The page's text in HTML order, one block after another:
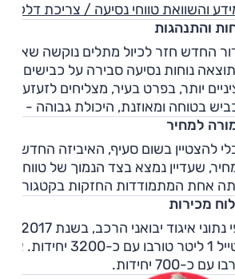
והשוואת טווחי נסיעה / צריכת דלק
והתנהגות
החדש חזר לכיול מתלים נוקשה
נוחות נסיעה סבירה על כבישים
יותר, בפרט בעיר, מצליחים לזעזע
בטוחה ומאוזנת, היכולת גבוהה - אך
למחיר
להצטיין בשום סעיף, האיביזה החדשה
שעדיין נמצא בצד הנמוך של טווח
אחת המתמודדות החזקות בקטגוריה.
מכירות
עם כ-700 יחידות.